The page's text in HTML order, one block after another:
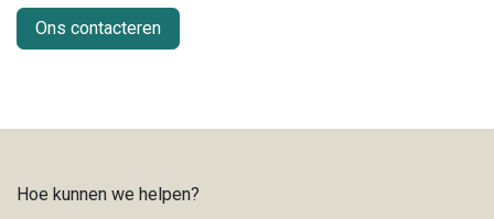
Ons contacteren
Hoe kunnen we helpen?